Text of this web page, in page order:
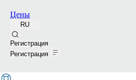
Цены
RU
Регистрация
Регистрация